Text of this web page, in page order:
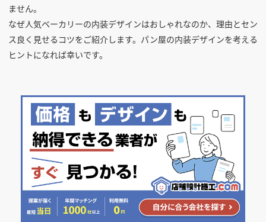
ません。
なぜ人気ベーカリーの内装デザインはおしゃれなのか、理由とセン
ス良く見せるコツをご紹介します。パン屋の内装デザインを考える
ヒントになれば幸いです。